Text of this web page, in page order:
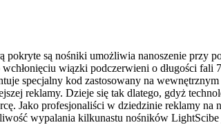
są nośniki umożliwia nanoszenie przy
wiązki podczerwieni o długości fali
specjalny kod zastosowany na
reklamy. Dzieje się tak dlatego, gdyż
Jako profesjonaliści w dziedzinie reklamy
wypalania kilkunastu nośników LightScibe